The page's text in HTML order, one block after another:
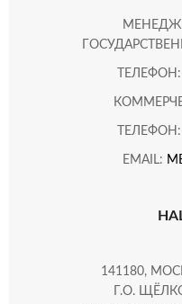
ТЕЛЕФОН:
ТЕЛЕФОН:
EMAIL:
141180,
Г.О.